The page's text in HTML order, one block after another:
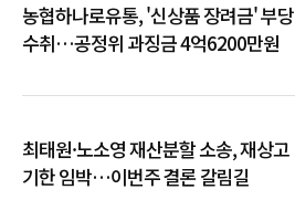
농협하나로유통, '신상품 장려금' 부당
수취…공정위 과징금 4억6200만원
최태원·노소영 재산분할 소송, 재상고
기한 임박…이번주 결론 갈림길